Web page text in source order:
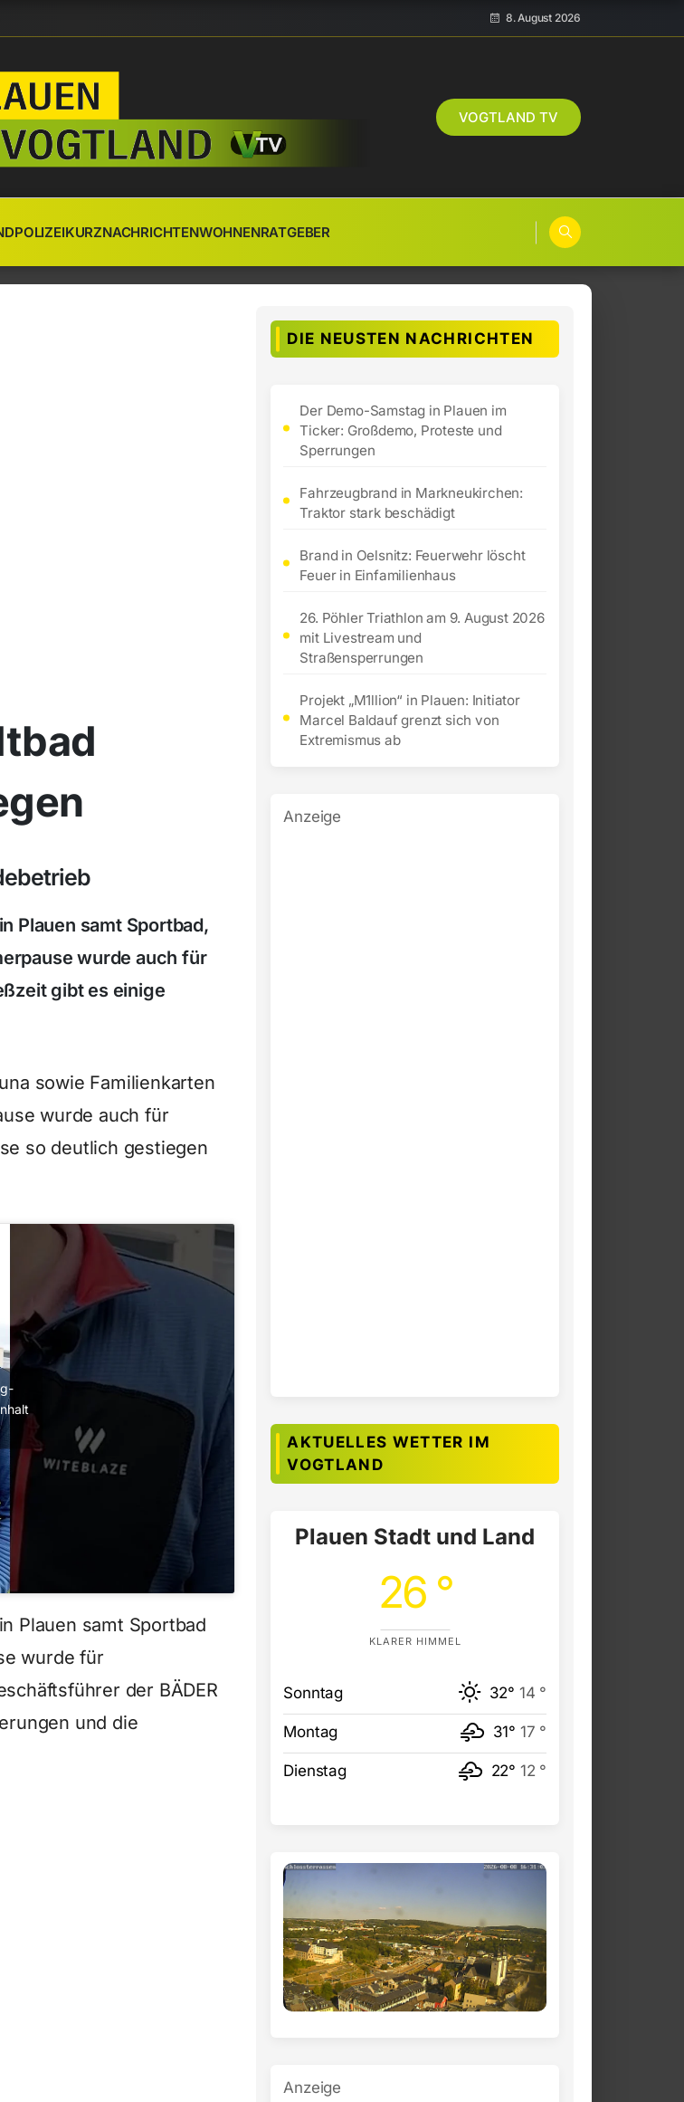
8. August 2026
VOGTLAND TV
POLIZEIKURZNACHRICHTENWOHNENRATGEBER
Plauen samt Sportbad,
wurde auch für
gibt es einige
sowie Familienkarten
wurde auch für
so deutlich gestiegen
Plauen samt Sportbad
wurde für
der BÄDER
und die
DIE NEUSTEN NACHRICHTEN
Der Demo-Samstag in Plauen im
Ticker: Großdemo, Proteste und
Sperrungen
Fahrzeugbrand in Markneukirchen:
Traktor stark beschädigt
Brand in Oelsnitz: Feuerwehr löscht
Feuer in Einfamilienhaus
26. Pöhler Triathlon am 9. August 2026
mit Livestream und
Straßensperrungen
Projekt „M1llion“ in Plauen: Initiator
Marcel Baldauf grenzt sich von
Extremismus ab
Anzeige
AKTUELLES WETTER IM
VOGTLAND
Plauen Stadt und Land
26 °
KLARER HIMMEL
Sonntag 32° 14 °
Montag 31° 17 °
Dienstag 22° 12 °
Anzeige